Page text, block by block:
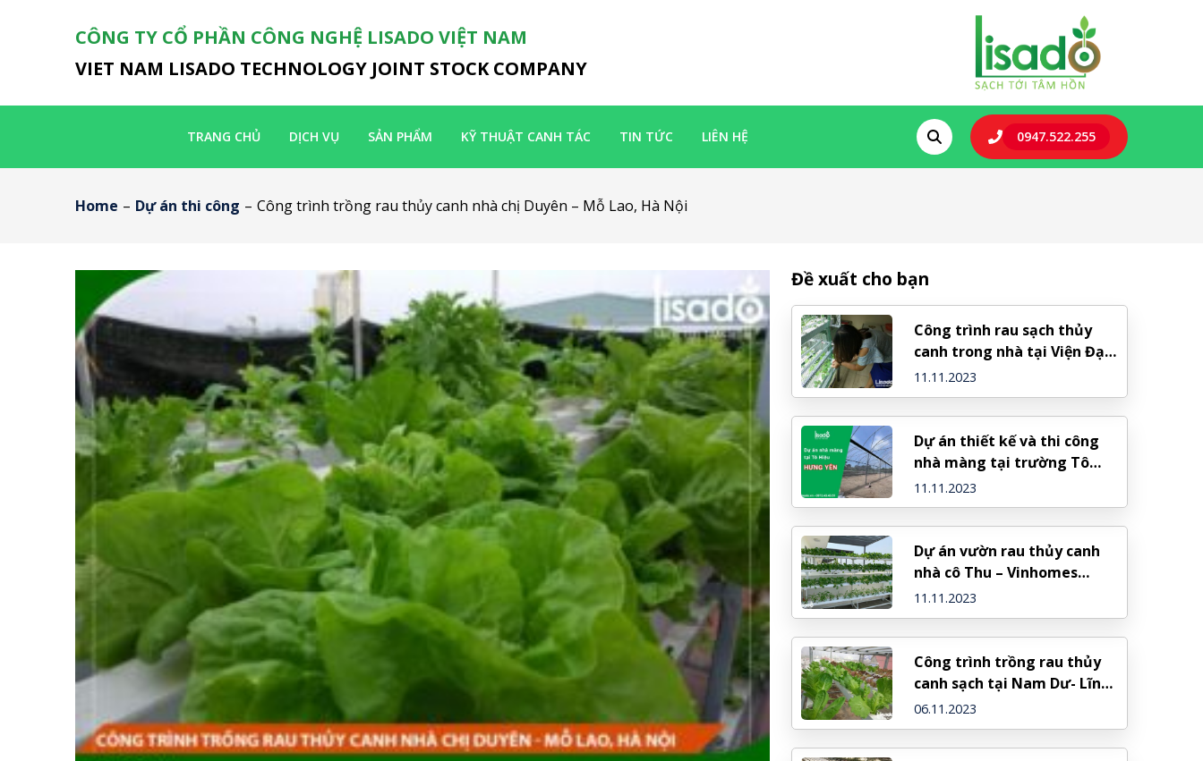
CÔNG TY CỔ PHẦN CÔNG NGHỆ LISADO VIỆT NAM
VIET NAM LISADO TECHNOLOGY JOINT STOCK COMPANY
TRANG CHỦ DỊCH VỤ SẢN PHẨM KỸ THUẬT CANH TÁC TIN TỨC LIÊN HỆ 0947.522.255
Home – Dự án thi công – Công trình trồng rau thủy canh nhà chị Duyên – Mỗ Lao, Hà Nội
Đề xuất cho bạn
Công trình rau sạch thủy
canh trong nhà tại Viện Đại
Học Mở Hà Nội
11.11.2023
Dự án thiết kế và thi công
nhà màng tại trường Tô
Hiệu – Hưng Yên
11.11.2023
Dự án vườn rau thủy canh
nhà cô Thu – Vinhomes
Thăng Long – Hà Nội
11.11.2023
Công trình trồng rau thủy
canh sạch tại Nam Dư- Lĩnh
Nam – Hà Nội
06.11.2023